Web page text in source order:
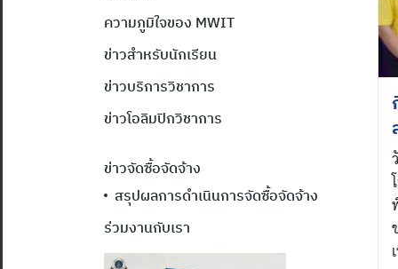
ความภูมิใจของ MWIT
ข่าวสำหรับนักเรียน
ข่าวบริการวิชาการ
ข่าวโอลิมปิกวิชาการ
ข่าวจัดซื้อจัดจ้าง
สรุปผลการดำเนินการจัดซื้อจัดจ้าง
ร่วมงานกับเรา